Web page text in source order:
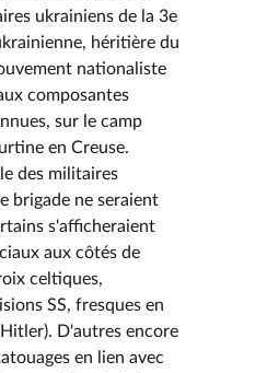
ukrainiens de la 3e
héritière du
nationaliste
composantes
sur le camp
en Creuse.
des militaires
brigade ne seraient
s'afficheraient
aux côtés de
celtiques,
SS, fresques en
D'autres encore
en lien avec